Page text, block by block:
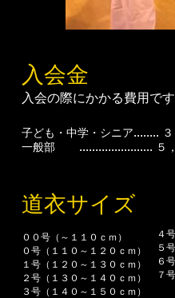
入会金
入会の際にかかる費用です
子ども・中学・シニア........ ３
一般部 ....................... ５，
道衣サイズ ​
００号（～１１０ｃｍ）
０号（１１０～１２０ｃｍ）
１号（１２０～１３０ｃｍ）
２号（１３０～１４０ｃｍ）
３号（１４０～１５０ｃｍ）
４
５
６
７